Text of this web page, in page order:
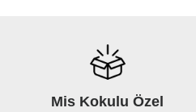
Mis Kokulu Özel